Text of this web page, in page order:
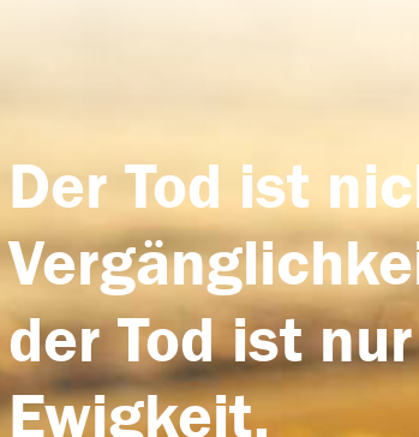
Der Tod ist
der Tod ist
Ewigkeit.